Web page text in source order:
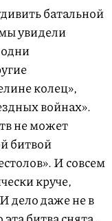
батальной
увидели
колец»,
войнах».
не может
битвой
И совсем
круче,
дело даже не в